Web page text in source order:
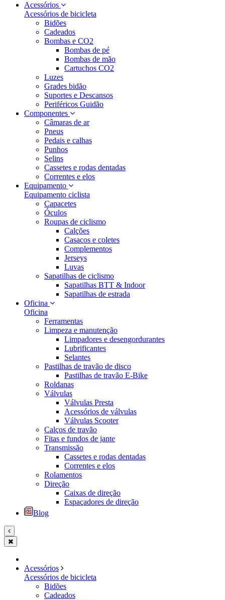
Acessórios
Acessórios de bicicleta
Bidões
Cadeados
Bombas e CO2
Bombas de pé
Bombas de mão
Cartuchos CO2
Luzes
Grades bidão
Suportes e Descansos
Periféricos Guidão
Componentes
Câmaras de ar
Pneus
Pedais e calhas
Punhos
Selins
Cassetes e rodas dentadas
Correntes e elos
Equipamento
Equipamento ciclista
Capacetes
Óculos
Roupas de ciclismo
Calções
Casacos e coletes
Complementos
Jerseys
Luvas
Sapatilhas de ciclismo
Sapatilhas BTT & Indoor
Sapatilhas de estrada
Oficina
Oficina
Ferramentas
Limpeza e manutenção
Limpadores e desengordurantes
Lubrificantes
Selantes
Pastilhas de travão de disco
Pastilhas de travão E-Bike
Roldanas
Válvulas
Válvulas Presta
Acessórios de válvulas
Válvulas Scooter
Calços de travão
Fitas e fundos de jante
Transmissão
Cassetes e rodas dentadas
Correntes e elos
Rolamentos
Direção
Caixas de direção
Espaçadores de direção
Blog
Acessórios
Acessórios de bicicleta
Bidões
Cadeados